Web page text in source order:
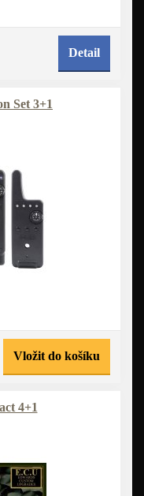
Detail
Set 3+1
Vložit do košíku
4+1